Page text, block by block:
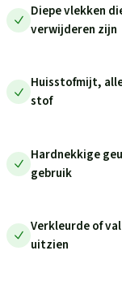
Diepe vlekken
verwijderen zijn
Huisstofmijt,
stof
Hardnekkige
gebruik
Verkleurde of
uitzien